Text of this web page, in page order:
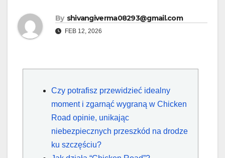
By shivangiverma08293@gmail.com
FEB 12, 2026
Czy potrafisz przewidzieć idealny
moment i zgarnąć wygraną w Chicken
Road opinie, unikając
niebezpiecznych przeszkód na drodze
ku szczęściu?